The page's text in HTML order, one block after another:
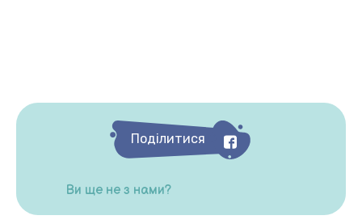
Поділитися
Ви ще не з нами?